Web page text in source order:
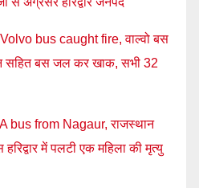
Volvo bus caught fire, वाल्वो बस
सहित बस जल कर खाक, सभी 32
A bus from Nagaur, राजस्थान
हरिद्वार में पलटी एक महिला की मृत्यु